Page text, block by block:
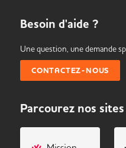
Besoin d'aide ?
Une question, une demande
CONTACTEZ-NOUS
Parcourez nos